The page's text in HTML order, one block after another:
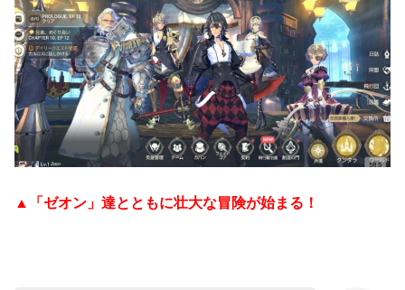
▲「ゼオン」達とともに壮大な冒険が始まる！